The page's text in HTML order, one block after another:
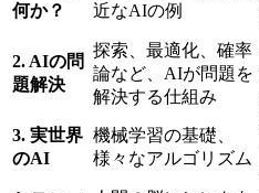
何か？
近なAIの例
2. AIの問
題解決
探索、最適化、確率
論など、AIが問題を
解決する仕組み
3. 実世界
のAI
機械学習の基礎、
様々なアルゴリズム